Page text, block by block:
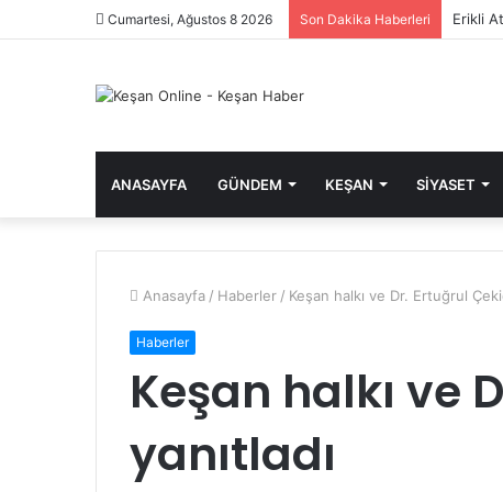
Cumartesi, Ağustos 8 2026 Son Dakika Haberleri Erikli
ANASAYFA GÜNDEM KEŞAN SIYASET
Anasayfa / Haberler / Keşan halkı ve Dr. Ertuğrul
Haberler
Keşan halkı ve
yanıtladı